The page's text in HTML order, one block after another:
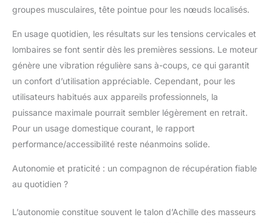
groupes musculaires, tête pointue pour les nœuds localisés.
En usage quotidien, les résultats sur les tensions cervicales et
lombaires se font sentir dès les premières sessions. Le moteur
génère une vibration régulière sans à-coups, ce qui garantit
un confort d’utilisation appréciable. Cependant, pour les
utilisateurs habitués aux appareils professionnels, la
puissance maximale pourrait sembler légèrement en retrait.
Pour un usage domestique courant, le rapport
performance/accessibilité reste néanmoins solide.
Autonomie et praticité : un compagnon de récupération fiable
au quotidien ?
L’autonomie constitue souvent le talon d’Achille des masseurs